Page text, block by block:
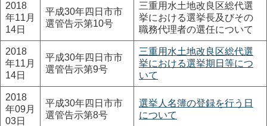
2018
年11月
14日
平成30年四日市市
選管告示第10号
三重用水土地改良区総代選
挙における選挙長及びその
職務代理者の選任について
2018
年11月
14日
平成30年四日市市
選管告示第9号
三重用水土地改良区総代選
挙における選挙期日等につ
いて
2018
年09月
03日
平成30年四日市市
選管告示第8号
選挙人名簿の登録を行う日
について